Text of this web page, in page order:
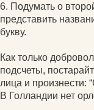
6. Подумать о
представить
букву.
Как только
подсчеты,
лица и произнести:
В Голландии нет